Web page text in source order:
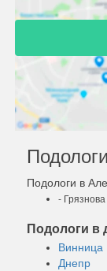
Подологи в
- Грязнова
Подологи в
Винница
Днепр